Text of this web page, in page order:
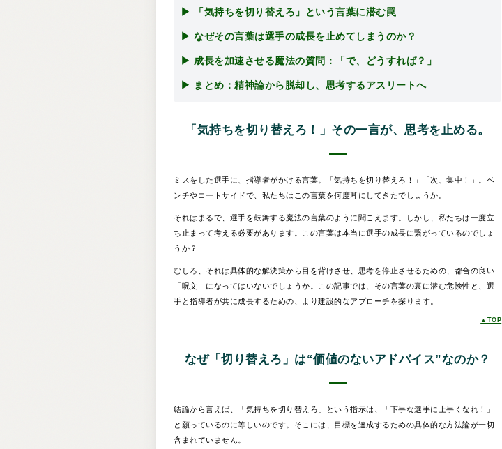
▶ 「気持ちを切り替えろ」という言葉に潜む罠
▶ なぜその言葉は選手の成長を止めてしまうのか？
▶ 成長を加速させる魔法の質問：「で、どうすれば？」
▶ まとめ：精神論から脱却し、思考するアスリートへ
「気持ちを切り替えろ！」その一言が、思考を止める。
ミスをした選手に、指導者がかける言葉。「気持ちを切り替えろ！」「次、集中！」。ベ
ンチやコートサイドで、私たちはこの言葉を何度耳にしてきたでしょうか。
それはまるで、選手を鼓舞する魔法の言葉のように聞こえます。しかし、私たちは一度立
ち止まって考える必要があります。この言葉は本当に選手の成長に繋がっているのでしょ
うか？
むしろ、それは具体的な解決策から目を背けさせ、思考を停止させるための、都合の良い
「呪文」になってはいないでしょうか。この記事では、その言葉の裏に潜む危険性と、選
手と指導者が共に成長するための、より建設的なアプローチを探ります。
▲TOP
なぜ「切り替えろ」は“価値のないアドバイス”なのか？
結論から言えば、「気持ちを切り替えろ」という指示は、「下手な選手に上手くなれ！」
と願っているのに等しいのです。そこには、目標を達成するための具体的な方法論が一切
含まれていません。